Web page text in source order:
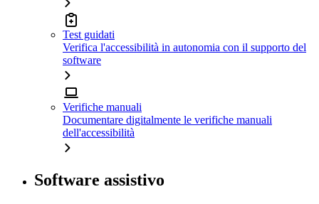
Test guidati
Verifica l'accessibilità in autonomia con il supporto del
software
Verifiche manuali
Documentare digitalmente le verifiche manuali
dell'accessibilità
Software assistivo